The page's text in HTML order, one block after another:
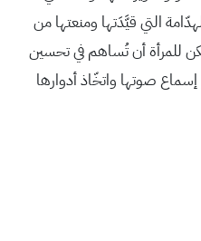
التي قيَّدَتها ومنعتها من
للمرأة أن تُساهم في تحسين
صوتها واتخّاذ أدوارها